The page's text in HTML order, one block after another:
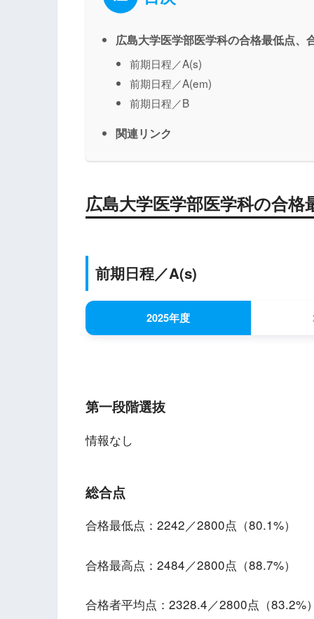
広島大学医学部医学科の合格最低点、
前期日程／A(s)
前期日程／A(em)
前期日程／B
関連リンク
広島大学医学部医学科の合
前期日程／A(s)
2025年度
第一段階選抜
情報なし
総合点
合格最低点：2242／2800点（80.1%）
合格最高点：2484／2800点（88.7%）
合格者平均点：2328.4／2800点（83.2%